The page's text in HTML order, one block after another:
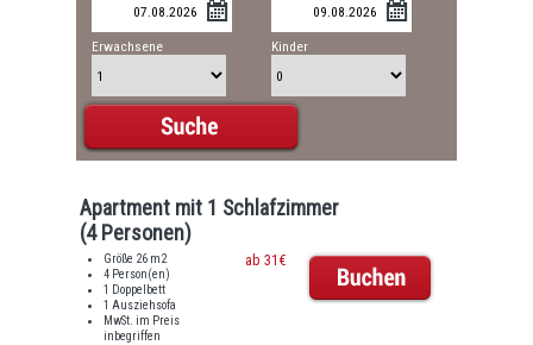
Erwachsene Kinder
Apartment mit 1 Schlafzimmer
(4 Personen)
Größe 26 m2
4 Person(en)
1 Doppelbett
1 Ausziehsofa
MwSt. im Preis
inbegriffen
ab 31€